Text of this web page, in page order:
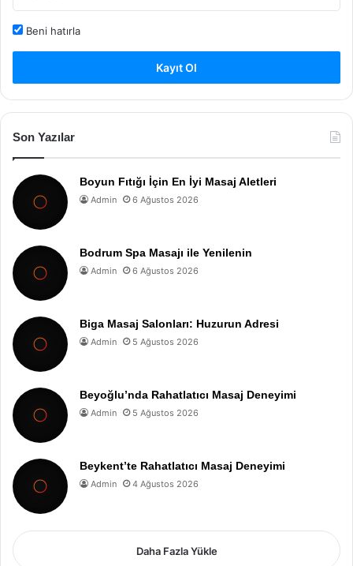
Beni hatırla
Kayıt Ol
Son Yazılar
Boyun Fıtığı İçin En İyi Masaj Aletleri
Admin 6 Ağustos 2026
Bodrum Spa Masajı ile Yenilenin
Admin 6 Ağustos 2026
Biga Masaj Salonları: Huzurun Adresi
Admin 5 Ağustos 2026
Beyoğlu’nda Rahatlatıcı Masaj Deneyimi
Admin 5 Ağustos 2026
Beykent’te Rahatlatıcı Masaj Deneyimi
Admin 4 Ağustos 2026
Daha Fazla Yükle